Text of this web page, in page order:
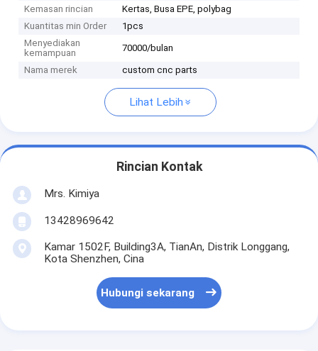
Kemasan rincian
Kertas, Busa EPE, polybag
Kuantitas min Order
1pcs
Menyediakan
kemampuan
70000/bulan
Nama merek custom cnc parts
Lihat Lebih
Rincian Kontak
Mrs. Kimiya
13428969642
Kamar 1502F, Building3A, TianAn, Distrik Longgang,
Kota Shenzhen, Cina
Hubungi sekarang